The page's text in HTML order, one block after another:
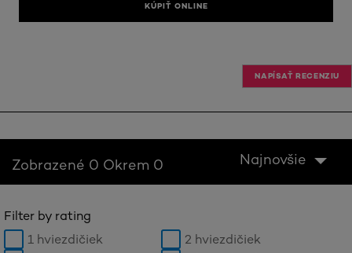
KÚPIŤ ONLINE
NAPÍSAŤ RECENZIU
Zobrazené 0 Okrem 0 Najnovšie
Filter by rating
1 hviezdičiek
2 hviezdičiek